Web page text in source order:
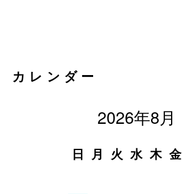
カレンダー
2026年8月
日 月 火 水 木 金